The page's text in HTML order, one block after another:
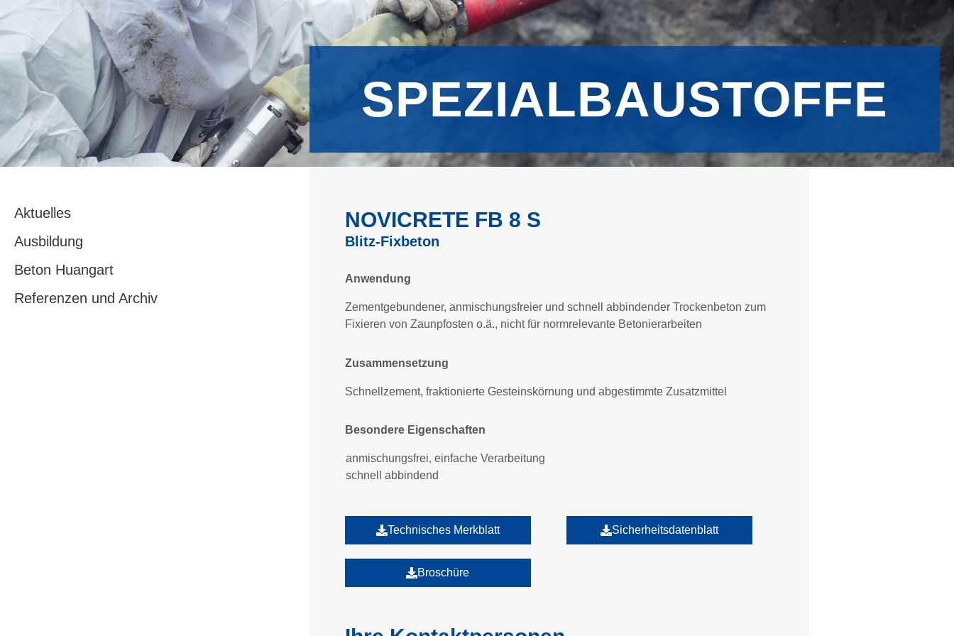
SPEZIALBAUSTOFFE
Aktuelles
Ausbildung
Beton Huangart
Referenzen und Archiv
NOVICRETE FB 8 S
Blitz-Fixbeton
Anwendung
Zementgebundener, anmischungsfreier und schnell abbindender Trockenbeton zum
Fixieren von Zaunpfosten o.ä., nicht für normrelevante Betonierarbeiten
Zusammensetzung
Schnellzement, fraktionierte Gesteinskörnung und abgestimmte Zusatzmittel​
Besondere Eigenschaften
anmischungsfrei, einfache Verarbeitung
schnell abbindend
Technisches Merkblatt Sicherheitsdatenblatt
Broschüre